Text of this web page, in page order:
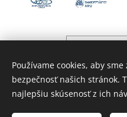
© 2007 - 2021 REGIONÁLNE
Používame cookies, aby
bezpečnosť našich stránok.
najlepšiu skúsenosť z ich